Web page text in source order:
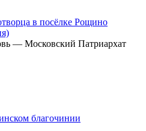
в посёлке Рощино
— Московский Патриархат
благочинии